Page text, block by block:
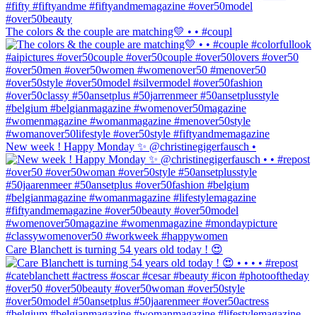
The colors & the couple are matching💛 • • #coupl
New week ! Happy Monday ✨ @christinegigerfausch •
Care Blanchett is turning 54 years old today ! 😍